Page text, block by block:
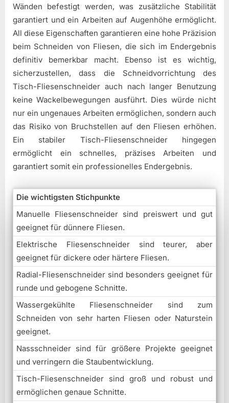
Wänden befestigt werden, was zusätzliche Stabilität
garantiert und ein Arbeiten auf Augenhöhe ermöglicht.
All diese Eigenschaften garantieren eine hohe Präzision
beim Schneiden von Fliesen, die sich im Endergebnis
definitiv bemerkbar macht. Ebenso ist es wichtig,
sicherzustellen, dass die Schneidvorrichtung des
Tisch-Fliesenschneider auch nach langer Benutzung
keine Wackelbewegungen ausführt. Dies würde nicht
nur ein ungenaues Arbeiten ermöglichen, sondern auch
das Risiko von Bruchstellen auf den Fliesen erhöhen.
Ein stabiler Tisch-Fliesenschneider hingegen
ermöglicht ein schnelles, präzises Arbeiten und
garantiert somit ein professionelles Endergebnis.
Die wichtigsten Stichpunkte
Manuelle Fliesenschneider sind preiswert und gut
geeignet für dünnere Fliesen.
Elektrische Fliesenschneider sind teurer, aber
geeignet für dickere oder härtere Fliesen.
Radial-Fliesenschneider sind besonders geeignet für
runde und gebogene Schnitte.
Wassergekühlte Fliesenschneider sind zum
Schneiden von sehr harten Fliesen oder Naturstein
geeignet.
Nassschneider sind für größere Projekte geeignet
und verringern die Staubentwicklung.
Tisch-Fliesenschneider sind groß und robust und
ermöglichen genaue Schnitte.